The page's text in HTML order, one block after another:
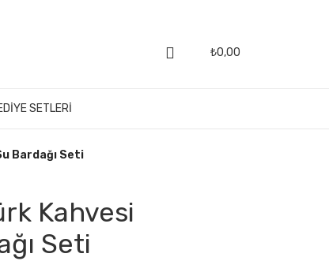
₺0,00
SETLERI
Bardağı Seti
Kahvesi
Seti